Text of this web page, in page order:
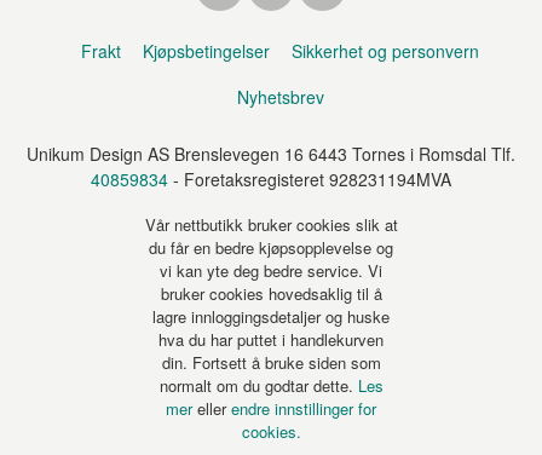
Frakt Kjøpsbetingelser
Sikkerhet og personvern
Nyhetsbrev
Unikum Design AS Brenslevegen 16 6443 Tornes i Romsdal Tlf.
40859834 - Foretaksregisteret 928231194MVA
Vår nettbutikk bruker cookies slik at
du får en bedre kjøpsopplevelse og
vi kan yte deg bedre service. Vi
bruker cookies hovedsaklig til å
lagre innloggingsdetaljer og huske
hva du har puttet i handlekurven
din. Fortsett å bruke siden som
normalt om du godtar dette. Les
merellerendre innstillinger for
cookies.